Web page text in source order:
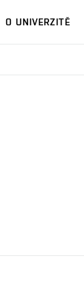
O UNIVERZITĚ